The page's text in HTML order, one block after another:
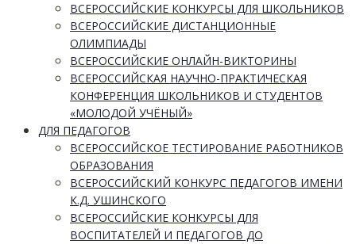
ВСЕРОССИЙСКИЕ КОНКУРСЫ ДЛЯ ШКОЛЬНИКОВ
ВСЕРОССИЙСКИЕ ДИСТАНЦИОННЫЕ
ОЛИМПИАДЫ
ВСЕРОССИЙСКИЕ ОНЛАЙН-ВИКТОРИНЫ
ВСЕРОССИЙСКАЯ НАУЧНО-ПРАКТИЧЕСКАЯ
КОНФЕРЕНЦИЯ ШКОЛЬНИКОВ И СТУДЕНТОВ
«МОЛОДОЙ УЧЁНЫЙ»
ДЛЯ ПЕДАГОГОВ
ВСЕРОССИЙСКОЕ ТЕСТИРОВАНИЕ РАБОТНИКОВ
ОБРАЗОВАНИЯ
ВСЕРОССИЙСКИЙ КОНКУРС ПЕДАГОГОВ ИМЕНИ
К.Д. УШИНСКОГО
ВСЕРОССИЙСКИЕ КОНКУРСЫ ДЛЯ
ВОСПИТАТЕЛЕЙ И ПЕДАГОГОВ ДО